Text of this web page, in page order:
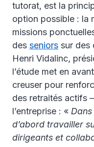
tutorat, est la
option possible : la
missions
des seniors sur des
Henri Vidalinc,
l’étude met en
creuser pour
des retraités actifs
l’entreprise : «
d’abord travailler
dirigeants et